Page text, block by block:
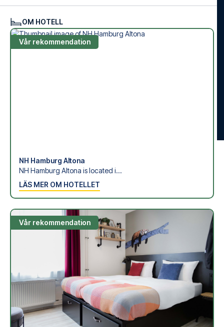
OM HOTELL
Vår rekommendation
NH Hamburg Altona
NH Hamburg Altona is located i...
LÄS MER OM HOTELLET
Vår rekommendation